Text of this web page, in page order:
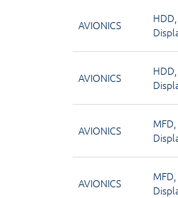
AVIONICS HDD,
AVIONICS HDD,
AVIONICS MFD,
AVIONICS MFD,